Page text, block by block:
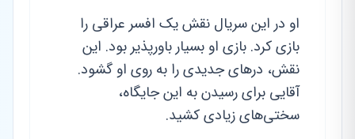
او در این سریال نقش یک افسر عراقی را
بازی کرد. بازی او بسیار باورپذیر بود. این
نقش، درهای جدیدی را به روی او گشود.
آقایی برای رسیدن به این جایگاه،
سختی‌های زیادی کشید.